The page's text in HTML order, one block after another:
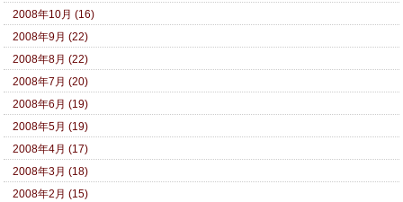
2008年10月 (16)
2008年9月 (22)
2008年8月 (22)
2008年7月 (20)
2008年6月 (19)
2008年5月 (19)
2008年4月 (17)
2008年3月 (18)
2008年2月 (15)